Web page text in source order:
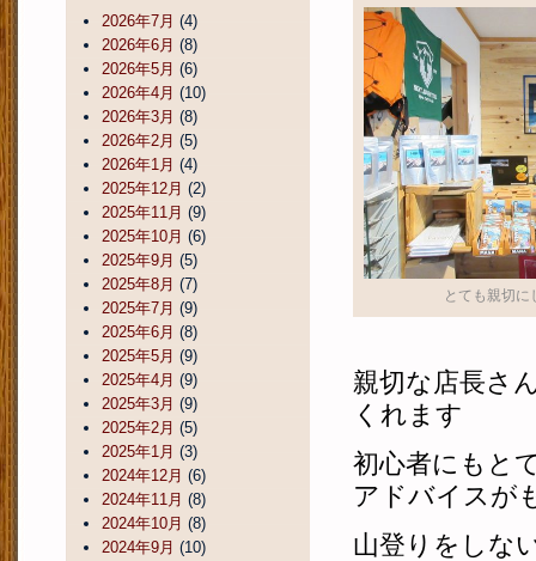
とても親切に
親切な店長さ
くれます
初心者にもと
アドバイスが
山登りをしな
2026年7月 (4)
2026年6月 (8)
2026年5月 (6)
2026年4月 (10)
2026年3月 (8)
2026年2月 (5)
2026年1月 (4)
2025年12月 (2)
2025年11月 (9)
2025年10月 (6)
2025年9月 (5)
2025年8月 (7)
2025年7月 (9)
2025年6月 (8)
2025年5月 (9)
2025年4月 (9)
2025年3月 (9)
2025年2月 (5)
2025年1月 (3)
2024年12月 (6)
2024年11月 (8)
2024年10月 (8)
2024年9月 (10)